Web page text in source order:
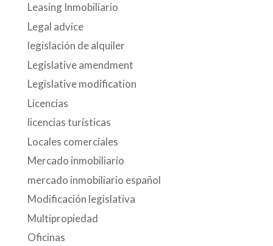
Leasing Inmobiliario
Legal advice
legislación de alquiler
Legislative amendment
Legislative modification
Licencias
licencias turísticas
Locales comerciales
Mercado inmobiliario
mercado inmobiliario español
Modificación legislativa
Multipropiedad
Oficinas